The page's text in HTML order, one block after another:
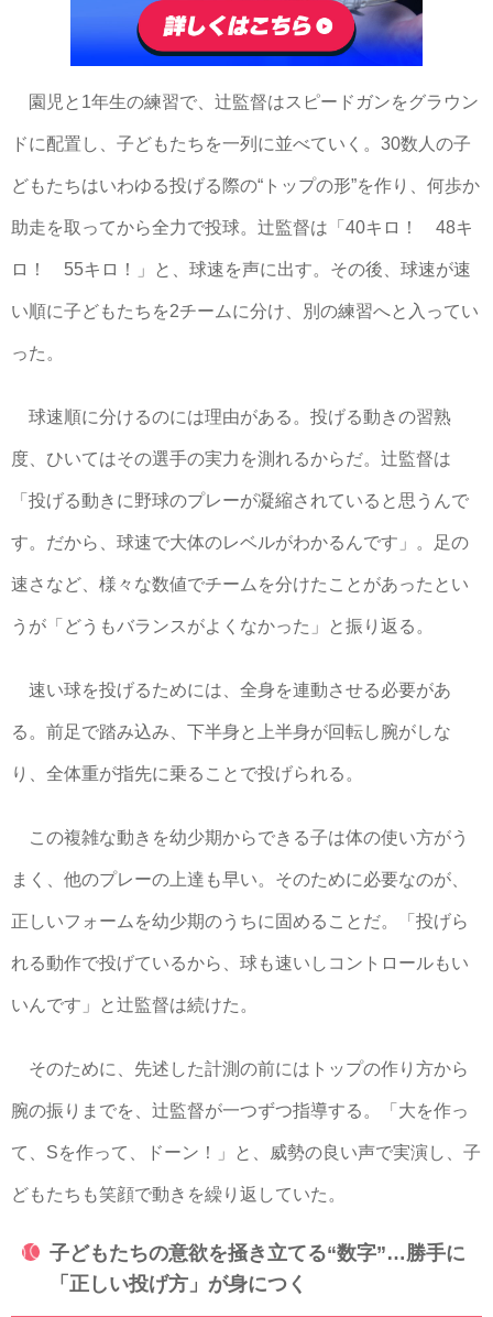
園児と1年生の練習で、辻監督はスピードガンをグラウン
ドに配置し、子どもたちを一列に並べていく。30数人の子
どもたちはいわゆる投げる際の“トップの形”を作り、何歩か
助走を取ってから全力で投球。辻監督は「40キロ！ 48キ
ロ！ 55キロ！」と、球速を声に出す。その後、球速が速
い順に子どもたちを2チームに分け、別の練習へと入ってい
った。
球速順に分けるのには理由がある。投げる動きの習熟
度、ひいてはその選手の実力を測れるからだ。辻監督は
「投げる動きに野球のプレーが凝縮されていると思うんで
す。だから、球速で大体のレベルがわかるんです」。足の
速さなど、様々な数値でチームを分けたことがあったとい
うが「どうもバランスがよくなかった」と振り返る。
速い球を投げるためには、全身を連動させる必要があ
る。前足で踏み込み、下半身と上半身が回転し腕がしな
り、全体重が指先に乗ることで投げられる。
この複雑な動きを幼少期からできる子は体の使い方がう
まく、他のプレーの上達も早い。そのために必要なのが、
正しいフォームを幼少期のうちに固めることだ。「投げら
れる動作で投げているから、球も速いしコントロールもい
いんです」と辻監督は続けた。
そのために、先述した計測の前にはトップの作り方から
腕の振りまでを、辻監督が一つずつ指導する。「大を作っ
て、Sを作って、ドーン！」と、威勢の良い声で実演し、子
どもたちも笑顔で動きを繰り返していた。
子どもたちの意欲を掻き立てる“数字”…勝手に
「正しい投げ方」が身につく